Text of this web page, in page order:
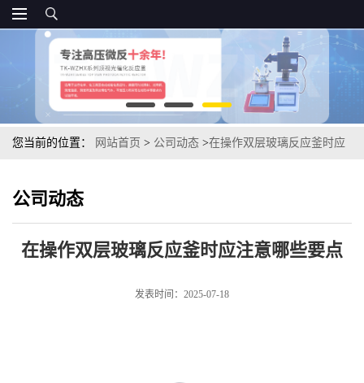
您当前的位置： 网站首页 > 公司动态 >在操作双层玻璃反应釜时应
公司动态
在操作双层玻璃反应釜时应注意哪些要点
发表时间：2025-07-18